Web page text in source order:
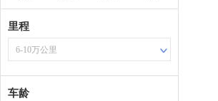
里程
6-10万公里
车龄